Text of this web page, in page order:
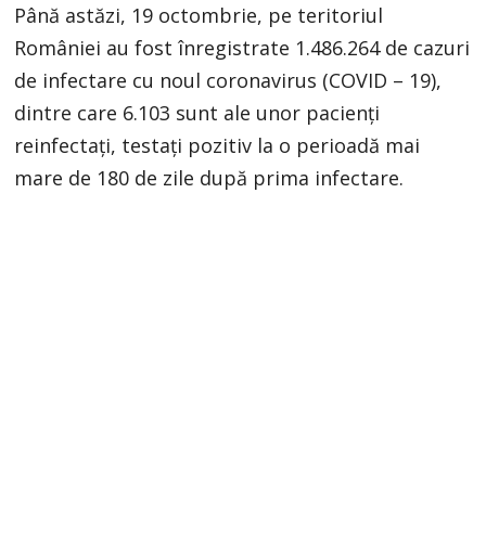
Până astăzi, 19 octombrie, pe teritoriul
României au fost înregistrate 1.486.264 de cazuri
de infectare cu noul coronavirus (COVID – 19),
dintre care 6.103 sunt ale unor pacienți
reinfectați, testați pozitiv la o perioadă mai
mare de 180 de zile după prima infectare.